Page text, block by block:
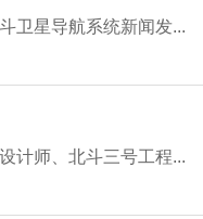
卫星导航系统新闻发...
计师、北斗三号工程...